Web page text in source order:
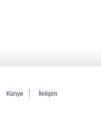
Künye İletişim